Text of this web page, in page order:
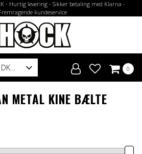
- Hurtig levering - Sikker betaling med Klarna -
kundeservice
DK 0
METAL KINE BÆLTE